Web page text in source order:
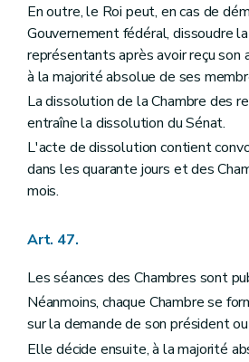
En outre, le Roi peut, en cas de
Gouvernement fédéral, dissoudre
représentants après avoir reçu son
à la majorité absolue de ses
La dissolution de la Chambre des
entraîne la dissolution du Sénat.
L'acte de dissolution contient
dans les quarante jours et des
mois.
Art. 47.
Les séances des Chambres sont
Néanmoins, chaque Chambre se
sur la demande de son président
Elle décide ensuite, à la majorité